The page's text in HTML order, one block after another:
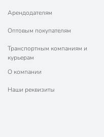
Арендодателям
Оптовым покупателям
Транспортным компаниям и
курьерам
О компании
Наши реквизиты